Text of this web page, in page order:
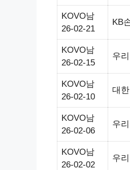
KOVO남
26-02-21
KB
KOVO남
26-02-15
우
KOVO남
26-02-10
대
KOVO남
26-02-06
우
KOVO남
26-02-02
우